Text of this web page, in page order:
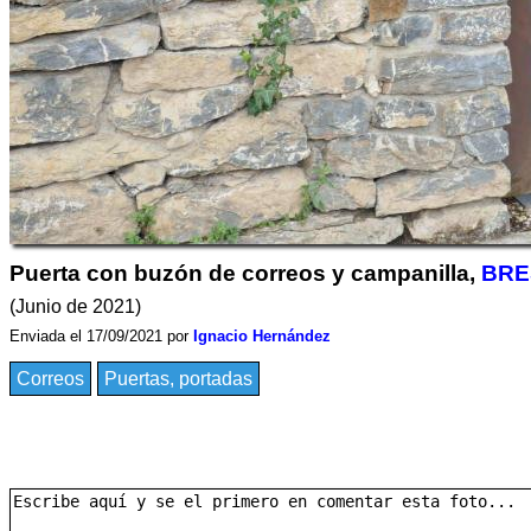
Puerta con buzón de correos y campanilla,
(Junio de 2021)
Enviada el 17/09/2021 por Ignacio Hernández
Correos Puertas, portadas